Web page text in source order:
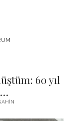
60 yıl